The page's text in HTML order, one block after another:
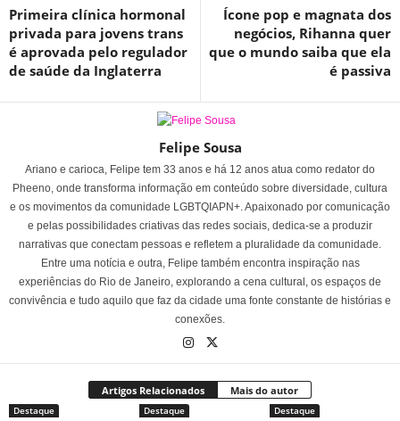
Primeira clínica hormonal
privada para jovens trans
é aprovada pelo regulador
de saúde da Inglaterra
Ícone pop e magnata dos
negócios, Rihanna quer
que o mundo saiba que ela
é passiva
Felipe Sousa
Ariano e carioca, Felipe tem 33 anos e há 12 anos atua como redator do
Pheeno, onde transforma informação em conteúdo sobre diversidade, cultura
e os movimentos da comunidade LGBTQIAPN+. Apaixonado por comunicação
e pelas possibilidades criativas das redes sociais, dedica-se a produzir
narrativas que conectam pessoas e refletem a pluralidade da comunidade.
Entre uma notícia e outra, Felipe também encontra inspiração nas
experiências do Rio de Janeiro, explorando a cena cultural, os espaços de
convivência e tudo aquilo que faz da cidade uma fonte constante de histórias e
conexões.
Artigos Relacionados Mais do autor
Destaque Destaque Destaque